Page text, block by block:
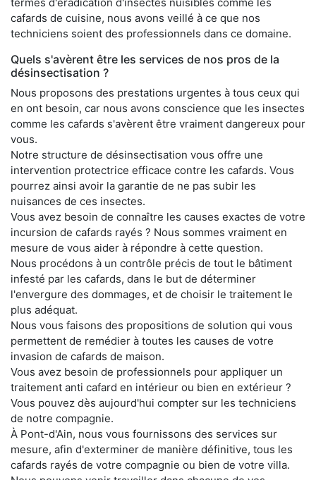
cafards de cuisine, nous avons veillé à ce que nos
techniciens soient des professionnels dans ce domaine.
Quels s'avèrent être les services de nos pros de la
désinsectisation ?
Nous proposons des prestations urgentes à tous ceux qui
en ont besoin, car nous avons conscience que les insectes
comme les cafards s'avèrent être vraiment dangereux pour
vous.
Notre structure de désinsectisation vous offre une
intervention protectrice efficace contre les cafards. Vous
pourrez ainsi avoir la garantie de ne pas subir les
nuisances de ces insectes.
Vous avez besoin de connaître les causes exactes de votre
incursion de cafards rayés ? Nous sommes vraiment en
mesure de vous aider à répondre à cette question.
Nous procédons à un contrôle précis de tout le bâtiment
infesté par les cafards, dans le but de déterminer
l'envergure des dommages, et de choisir le traitement le
plus adéquat.
Nous vous faisons des propositions de solution qui vous
permettent de remédier à toutes les causes de votre
invasion de cafards de maison.
Vous avez besoin de professionnels pour appliquer un
traitement anti cafard en intérieur ou bien en extérieur ?
Vous pouvez dès aujourd'hui compter sur les techniciens
de notre compagnie.
À Pont-d'Ain, nous vous fournissons des services sur
mesure, afin d'exterminer de manière définitive, tous les
cafards rayés de votre compagnie ou bien de votre villa.